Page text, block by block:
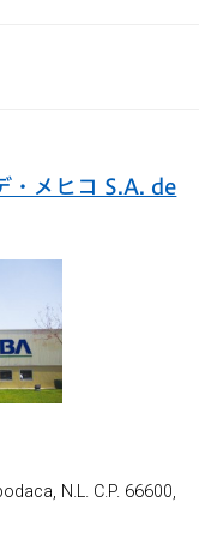
・メヒコ S.A. de
N.L. C.P. 66600,